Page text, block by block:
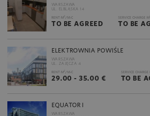
WARSZAWA
UL. ELBLĄSKA 14
RENT M2 /M-C
TO BE AGREED
SERVICE CHARGE M2
TO BE
ELEKTROWNIA POWIŚLE
WARSZAWA
UL. ZAJĘCZA 4
RENT M2 /M-C
29.00 - 35.00 €
SERVICE CHARGE
TO BE
EQUATOR I
WARSZAWA